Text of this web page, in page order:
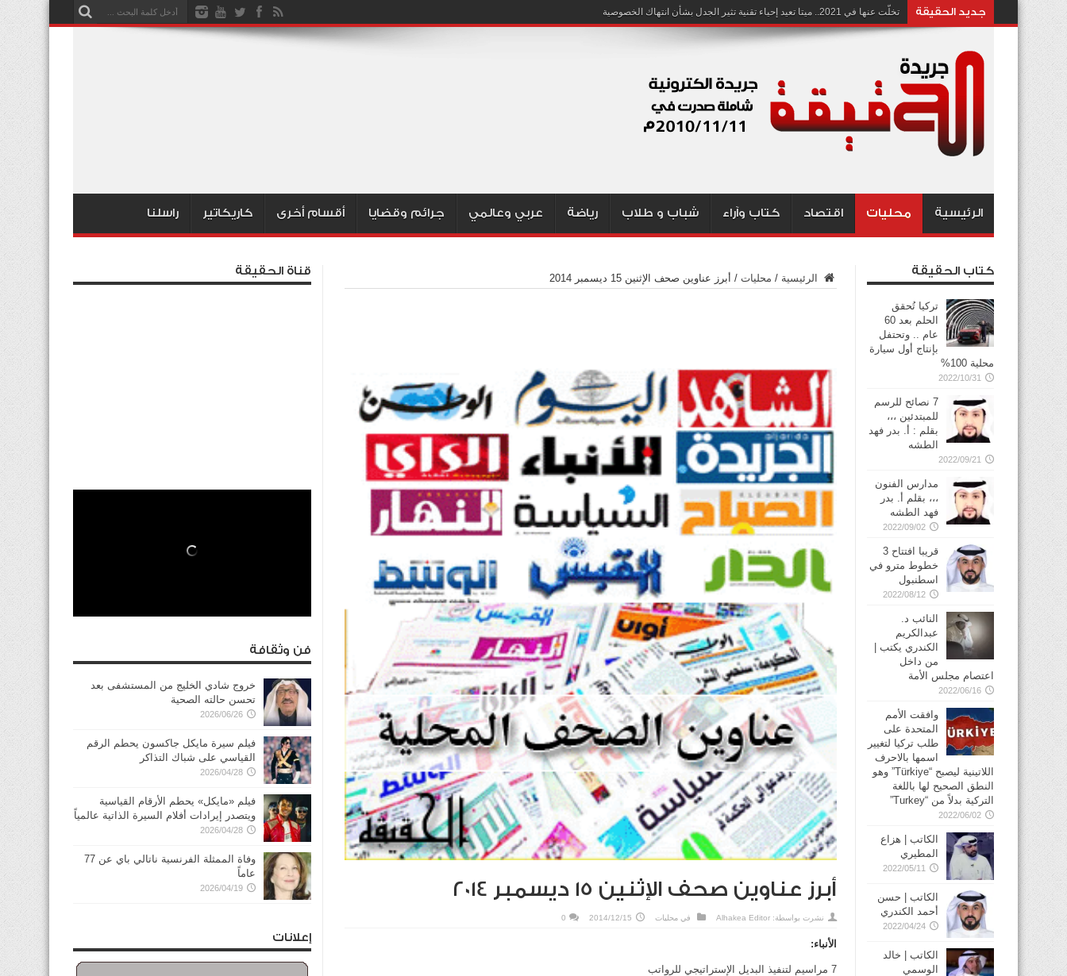
جديد الحقيقة تخلّت عنها في 2021.. ميتا تعيد إحياء تقنية تثير الجدل بشأن انتهاك الخصوصية
الرئيسية محليات اقتصاد كتاب وآراء شباب و طلاب رياضة عربي وعالمي جرائم وقضايا أقسام أخرى كاريكاتير راسلنا
الرئيسية / محليات / أبرز عناوين صحف الإثنين 15 ديسمبر 2014
أبرز عناوين صحف الإثنين 15 ديسمبر 2014
نشرت بواسطة: Alhakea Editor في محليات 2014/12/15
0
الأنباء:
7 مراسيم لتنفيذ البديل الإستراتيجي للرواتب
كتاب الحقيقة
تركيا تُحقق
الحلم بعد 60
عام .. وتحتفل
بإنتاج أول سيارة
محلية 100%
2022/10/31
7 نصائح للرسم
للمبتدئين ،،،
بقلم : أ. بدر فهد
الطشه
2022/09/21
مدارس الفنون
،،، بقلم أ. بدر
فهد الطشه
2022/09/02
قريبا افتتاح 3
خطوط مترو في
2022/08/12
النائب د.
عبدالكريم
الكندري يكتب |
من داخل
اعتصام مجلس الأمة
2022/06/16
وافقت الأمم
المتحدة على
طلب تركيا لتغيير
اسمها بالاحرف
اللاتينية ليصبح “Türkiye” وهو
النطق الصحيح لها باللغة
التركية بدلاً من “Turkey”
2022/06/02
الكاتب | هزاع
المطيري
2022/05/11
الكاتب | حسن
أحمد الكندري
2022/04/24
الكاتب | خالد
الوسمي
قناة الحقيقة
فن وثقافة
خروج شادي الخليج من المستشفى بعد
تحسن حالته الصحية
2026/06/26
فيلم سيرة مايكل جاكسون يحطم الرقم
القياسي على شباك التذاكر
2026/04/28
فيلم «مايكل» يحطم الأرقام القياسية
ويتصدر إيرادات أفلام السيرة الذاتية عالمياً
2026/04/28
وفاة الممثلة الفرنسية ناتالي باي عن 77
عاماً
2026/04/19
إعلانات